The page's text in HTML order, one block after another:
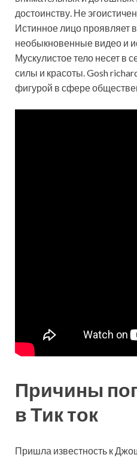
достоинству. Не
Истинное лицо проявляет
необыкновенные видео и
Мускулистое тело несет в
силы и красоты. Gosh
фигурой в сфере
Причины
в Тик ток
Пришла известность к